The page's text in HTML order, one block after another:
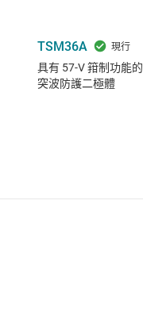
TSM36A
具有 57-V 箝制功能
突波防護二極體